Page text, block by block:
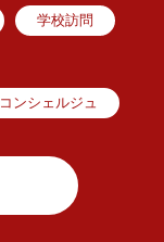
学校訪問
ンシェルジュ